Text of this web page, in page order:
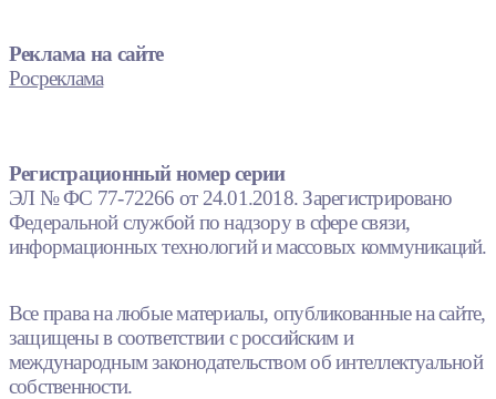
Реклама на сайте
Росреклама
Регистрационный номер серии
ЭЛ № ФС 77-72266 от 24.01.2018. Зарегистрировано
Федеральной службой по надзору в сфере связи,
информационных технологий и массовых коммуникаций.
Все права на любые материалы, опубликованные на сайте,
защищены в соответствии с российским и
международным законодательством об интеллектуальной
собственности.